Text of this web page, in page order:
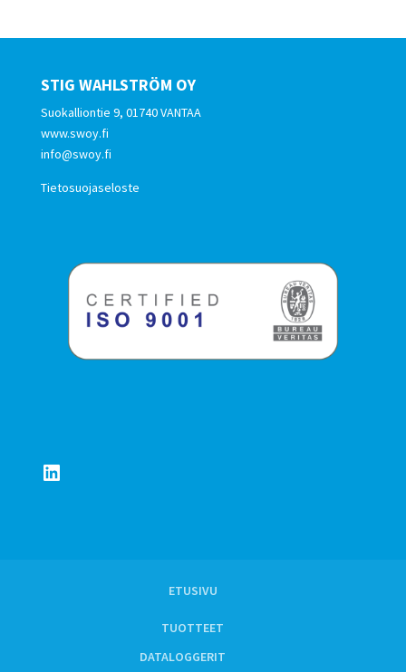
STIG WAHLSTRÖM OY
Suokalliontie 9, 01740 VANTAA
www.swoy.fi
info@swoy.fi
Tietosuojaseloste
LinkedIn
ETUSIVU
TUOTTEET
DATALOGGERIT